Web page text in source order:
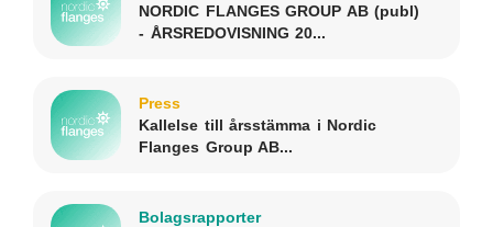
NORDIC FLANGES GROUP AB (publ)
- ÅRSREDOVISNING 20...
Press
Kallelse till årsstämma i Nordic
Flanges Group AB...
Bolagsrapporter